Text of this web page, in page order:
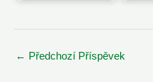
Post
← Předchozí Příspěvek